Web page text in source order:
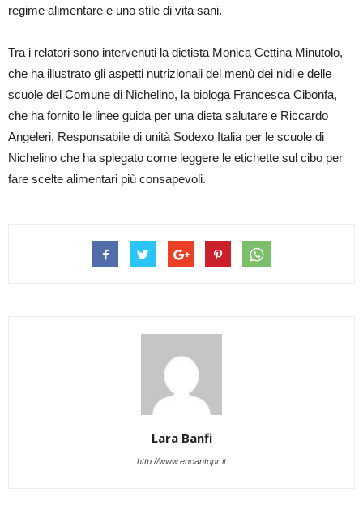
regime alimentare e uno stile di vita sani.
Tra i relatori sono intervenuti la dietista Monica Cettina Minutolo,
che ha illustrato gli aspetti nutrizionali del menù dei nidi e delle
scuole del Comune di Nichelino, la biologa Francesca Cibonfa,
che ha fornito le linee guida per una dieta salutare e Riccardo
Angeleri, Responsabile di unità Sodexo Italia per le scuole di
Nichelino che ha spiegato come leggere le etichette sul cibo per
fare scelte alimentari più consapevoli.
Lara Banfi
http://www.encantopr.it